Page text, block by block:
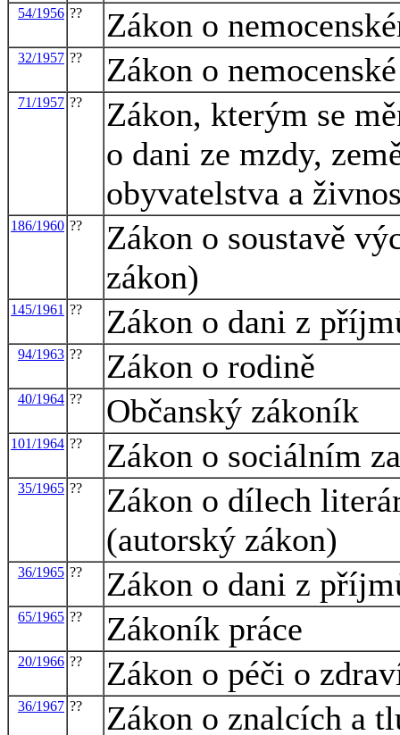
54/1956 ?? Zákon o
32/1957 ?? Zákon o
71/1957 ??
Zákon, kterým se
o dani ze mzdy,
obyvatelstva a
186/1960 ??
Zákon o soustavě
zákon)
145/1961 ?? Zákon o dani z
94/1963 ?? Zákon o rodině
40/1964 ?? Občanský zákoník
101/1964 ?? Zákon o sociálním
35/1965 ??
Zákon o dílech
(autorský zákon)
36/1965 ?? Zákon o dani z
65/1965 ?? Zákoník práce
20/1966 ?? Zákon o péči o
36/1967 ?? Zákon o znalcích a